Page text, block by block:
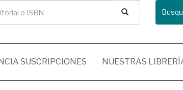
SUSCRIPCIONES NUESTRAS